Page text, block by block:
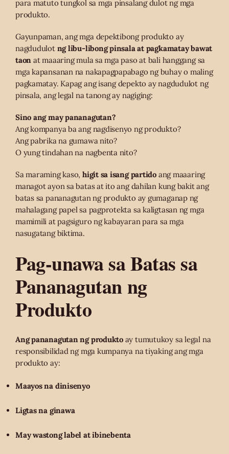
para matuto tungkol sa mga pinsalang dulot ng mga
produkto.
Gayunpaman, ang mga depektibong produkto ay
nagdudulot ng libu-libong pinsala at pagkamatay bawat
taon at maaaring mula sa mga paso at bali hanggang sa
mga kapansanan na nakapagpapabago ng buhay o maling
pagkamatay. Kapag ang isang depekto ay nagdudulot ng
pinsala, ang legal na tanong ay nagiging:
Sino ang may pananagutan?
Ang kompanya ba ang nagdisenyo ng produkto?
Ang pabrika na gumawa nito?
O yung tindahan na nagbenta nito?
Sa maraming kaso, higit sa isang partido ang maaaring
managot ayon sa batas at ito ang dahilan kung bakit ang
batas sa pananagutan ng produkto ay gumaganap ng
mahalagang papel sa pagprotekta sa kaligtasan ng mga
mamimili at pagsiguro ng kabayaran para sa mga
nasugatang biktima.
Pag-unawa sa Batas sa
Pananagutan ng
Produkto
Ang pananagutan ng produktoay tumutukoy sa legal na
responsibilidad ng mga kumpanya na tiyaking ang mga
produkto ay:
Maayos na dinisenyo
Ligtas na ginawa
May wastong label at ibinebenta